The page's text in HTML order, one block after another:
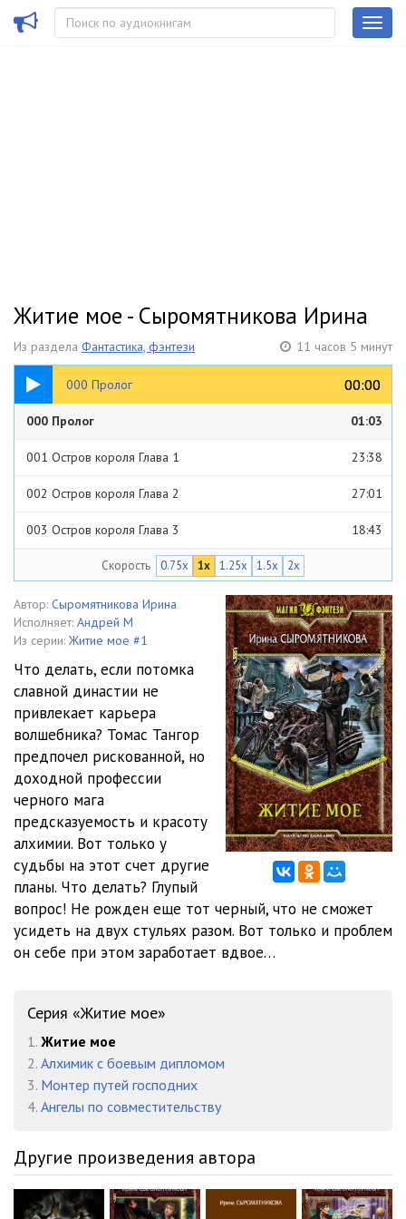
Житие мое - Сыромятникова Ирина
Из раздела Фантастика, фэнтези 11 часов 5 минут
000 Пролог 00:00
00:00
01:03
000 Пролог 01:03
001 Остров короля Глава 1 23:38
002 Остров короля Глава 2 27:01
003 Остров короля Глава 3 18:43
004 Остров короля Глава 4
005 Остров короля Глава 5 17:53
006 Остров короля Глава 6 12:20
007 Частная практика Глава 1 17:45
008 Частная практика Глава 2 23:14
009 Частная практика Глава 3 19:53
010 Частная практика Глава 4 15:29
011 Частная практика Глава 5 25:21
012 Артель «Напрасный труд» Глава 1 15:17
013 Артель «Напрасный труд» Глава 2
014 Артель «Напрасный труд» Глава 3 18:34
015 Артель «Напрасный труд» Глава 4
017 Шорохи и шепоты Глава 2
018 Шорохи и шепоты Глава 3
019 Шорохи и шепоты Глава 4
Скорость 0.75x 1x 1.25x 1.5x 2x
Автор: Сыромятникова Ирина
Исполняет: Андрей М
Из серии: Житие мое #1
Что делать, если потомка
славной династии не
привлекает карьера
волшебника? Томас Тангор
предпочел рискованной, но
доходной профессии
черного мага
предсказуемость и красоту
алхимии. Вот только у
судьбы на этот счет другие
планы. Что делать? Глупый
вопрос! Не рожден еще тот черный, что не сможет
усидеть на двух стульях разом. Вот только и проблем
он себе при этом заработает вдвое…
Серия «Житие мое»
1. Житие мое
2. Алхимик с боевым дипломом
3. Монтер путей господних
4. Ангелы по совместительству
Другие произведения автора